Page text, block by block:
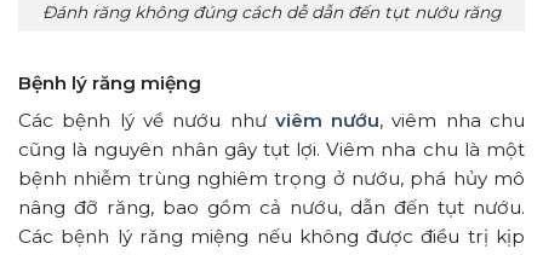
Đánh răng không đúng cách dễ dẫn đến tụt nướu răng
Bệnh lý răng miệng
Các bệnh lý về nướu như viêm nướu, viêm nha chu
cũng là nguyên nhân gây tụt lợi. Viêm nha chu là một
bệnh nhiễm trùng nghiêm trọng ở nướu, phá hủy mô
nâng đỡ răng, bao gồm cả nướu, dẫn đến tụt nướu.
Các bệnh lý răng miệng nếu không được điều trị kịp